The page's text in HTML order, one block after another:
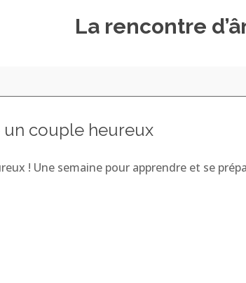
La rencontre
un couple heureux
! Une semaine pour apprendre et se